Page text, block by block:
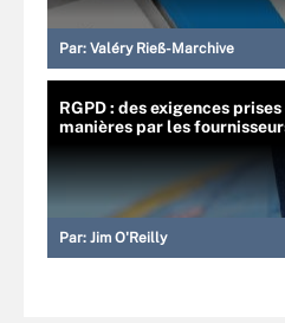
Par: Valéry Rieß-Marchive
RGPD : des exigences
manières par les
Par: Jim O'Reilly